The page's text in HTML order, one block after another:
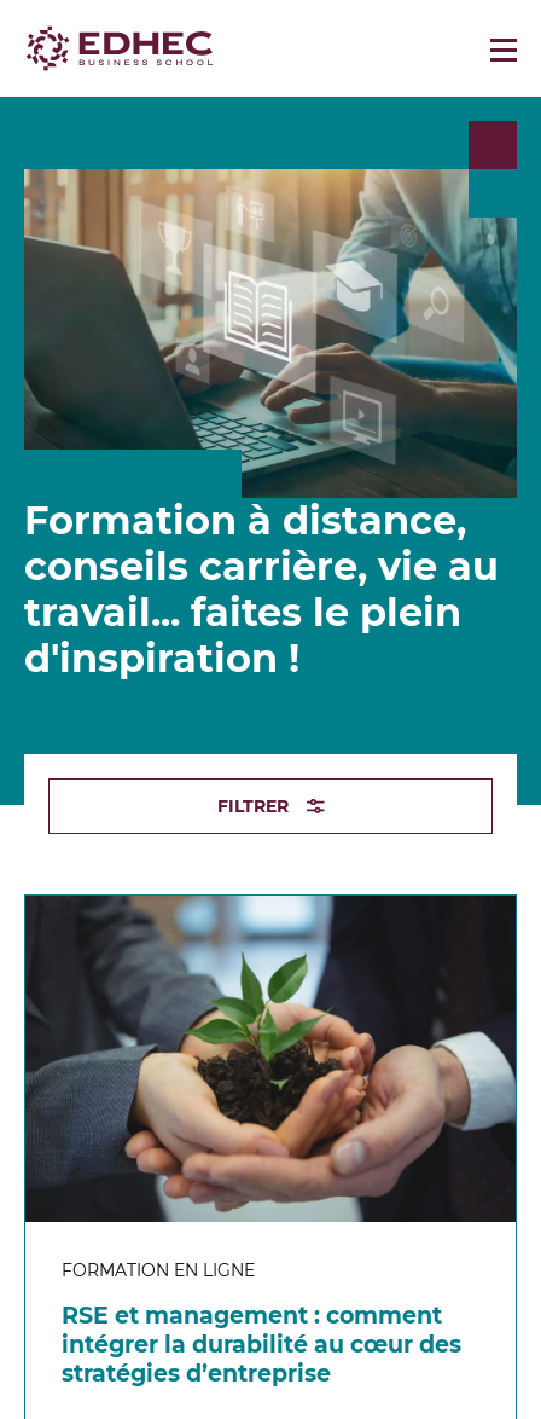
Formation à distance,
conseils carrière, vie au
travail... faites le plein
d'inspiration !
FILTRER
FORMATION EN LIGNE
RSE et management : comment
intégrer la durabilité au cœur des
stratégies d’entreprise